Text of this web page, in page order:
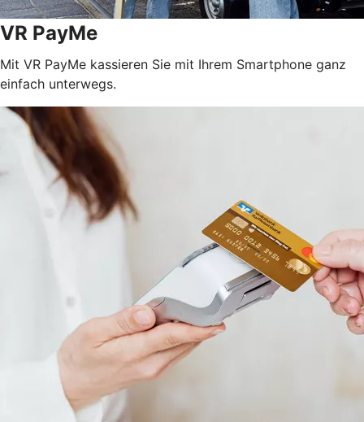
VR PayMe
Mit VR PayMe kassieren Sie mit Ihrem Smartphone ganz
einfach unterwegs.